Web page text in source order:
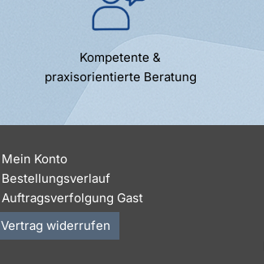
Kompetente &
praxisorientierte Beratung
Mein Konto
Bestellungsverlauf
Auftragsverfolgung Gast
Vertrag widerrufen